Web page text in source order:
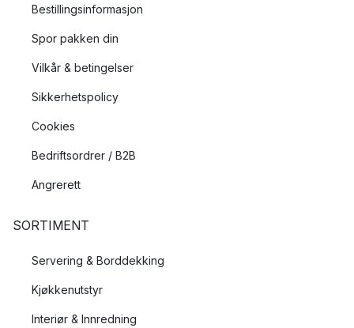
Bestillingsinformasjon
Spor pakken din
Vilkår & betingelser
Sikkerhetspolicy
Cookies
Bedriftsordrer / B2B
Angrerett
SORTIMENT
Servering & Borddekking
Kjøkkenutstyr
Interiør & Innredning